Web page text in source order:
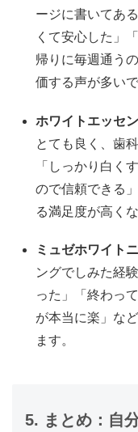
ージに書いてあ
くて安心した」
帰りに毎週通う
価する声が多いで
ホワイトエッセ
とても良く、歯
「しっかり白く
ので信頼できる
る満足度が高く
ミュゼホワイト
ングでしみた経
った」「終わっ
が本当に楽」な
ます。
5. まとめ：自